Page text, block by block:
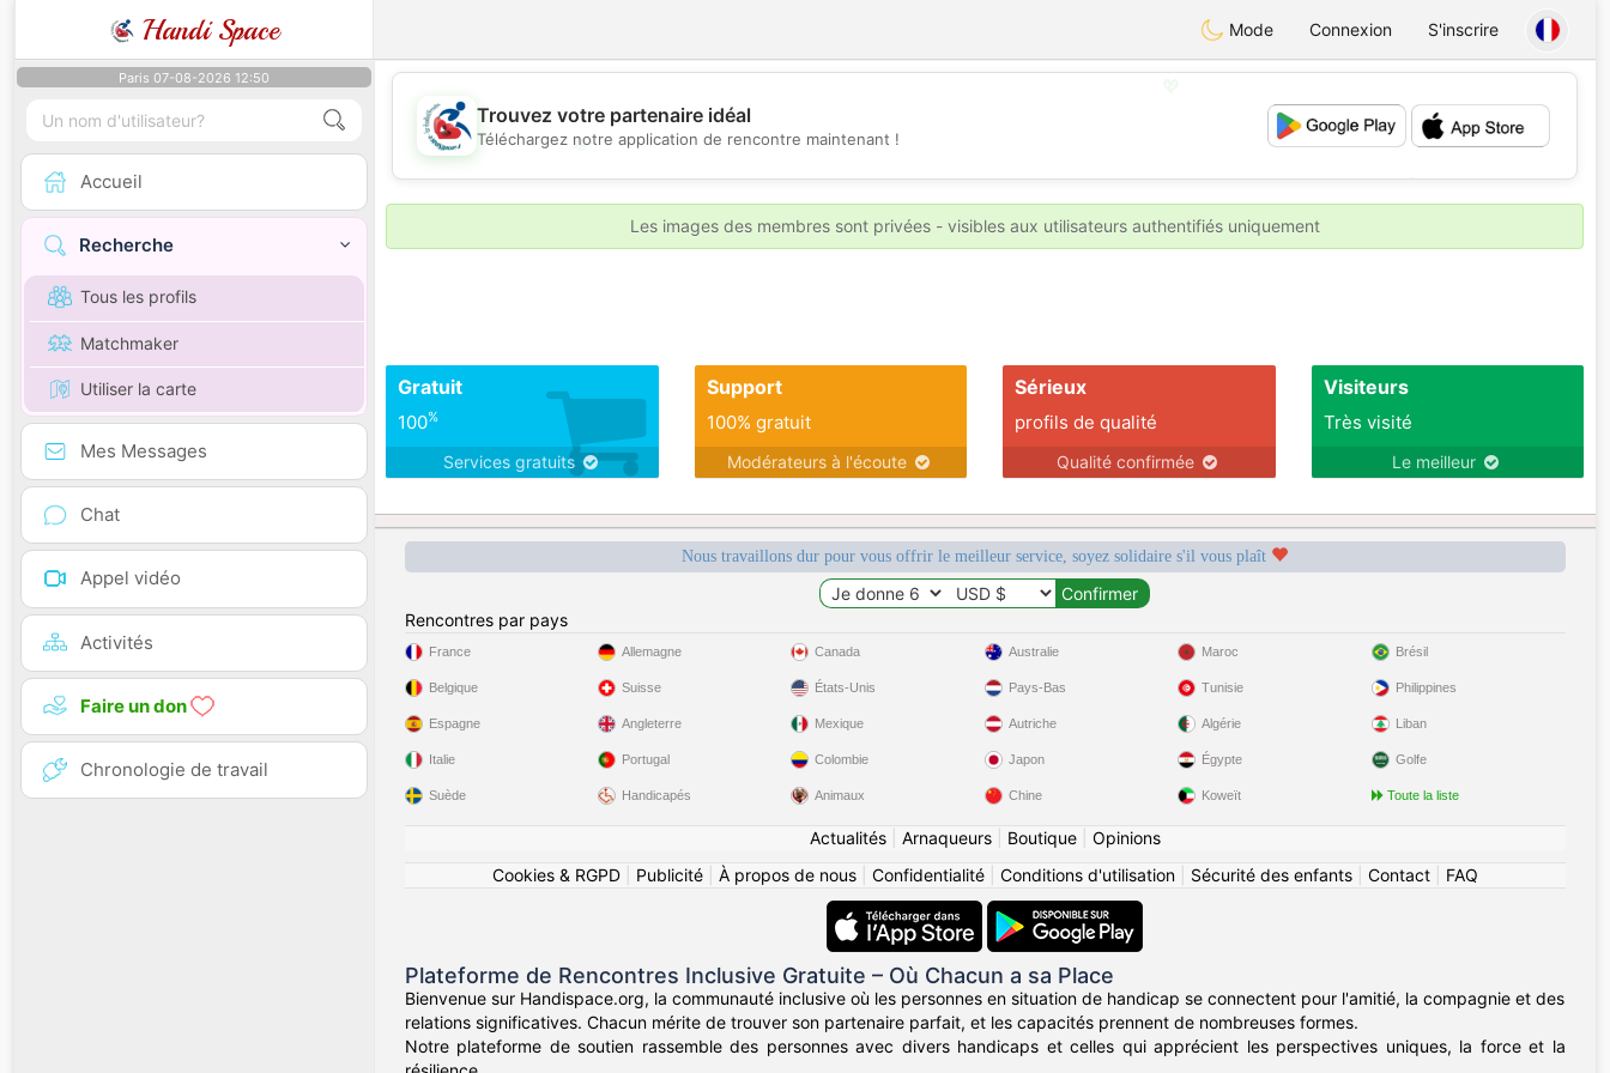
Handi Space Mode Connexion S'inscrire
Paris 07-08-2026 12:50
Accueil
Recherche
Tous les profils
Matchmaker
Utiliser la carte
Mes Messages
Chat
Appel vidéo
Activités
Faire un don
Chronologie de travail
💖
💕
💕
Trouvez votre partenaire idéal
Téléchargez notre application de rencontre maintenant !
Les images des membres sont privées - visibles aux utilisateurs authentifiés uniquement
Gratuit
100%
Services gratuits
Support
100% gratuit
Modérateurs à l'écoute
Sérieux
profils de qualité
Qualité confirmée
Visiteurs
Très visité
Le meilleur
Nous travaillons dur pour vous offrir le meilleur service, soyez solidaire s'il vous plaît
Rencontres par pays
France
Belgique
Espagne
Italie
Suède
Allemagne
Suisse
Angleterre
Portugal
Handicapés
Canada
États-Unis
Mexique
Colombie
Animaux
Australie
Pays-Bas
Autriche
Japon
Chine
Maroc
Tunisie
Algérie
Égypte
Koweït
Brésil
Philippines
Liban
Golfe
Toute la liste
Actualités| Arnaqueurs| Boutique| Opinions
Cookies & RGPD| Publicité| À propos de nous| Confidentialité| Conditions d'utilisation| Sécurité des enfants| Contact| FAQ
Plateforme de Rencontres Inclusive Gratuite – Où Chacun a sa Place
Bienvenue sur Handispace.org, la communauté inclusive où les personnes en situation de handicap se connectent pour l'amitié, la compagnie et des
relations significatives. Chacun mérite de trouver son partenaire parfait, et les capacités prennent de nombreuses formes.
Notre plateforme de soutien rassemble des personnes avec divers handicaps et celles qui apprécient les perspectives uniques, la force et la